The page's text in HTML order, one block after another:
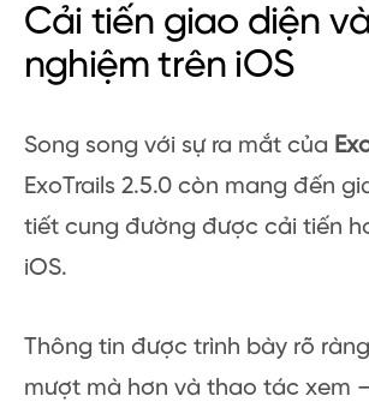
Cải tiến giao diện
nghiệm trên iOS
Song song với sự ra mắt của
ExoTrails 2.5.0 còn mang đến
tiết cung đường được cải tiến
iOS.
Thông tin được trình bày rõ
mượt mà hơn và thao tác xem